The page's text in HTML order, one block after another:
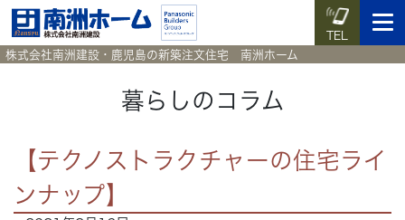
TEL
HOME ホーム
株式会社南洲建設・鹿児島の新築注文住宅 南洲ホーム
暮らしのコラム
【テクノストラクチャーの住宅ライ
ンナップ】